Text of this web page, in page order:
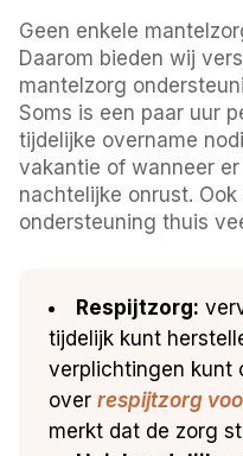
Geen enkele
Daarom bieden wij
mantelzorg
Soms is een paar uur
tijdelijke overname
vakantie of wanneer
nachtelijke onrust.
ondersteuning thuis
Respijtzorg:
tijdelijk kunt
verplichtingen kunt
overrespijtzorg
merkt dat de zorg